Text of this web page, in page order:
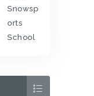
Snowsp
orts
School